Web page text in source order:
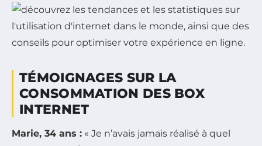
TÉMOIGNAGES SUR LA
CONSOMMATION DES BOX
INTERNET
Marie, 34 ans : « Je n’avais jamais réalisé à quel